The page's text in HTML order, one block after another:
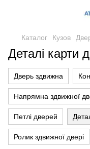
Каталог Кузов
Деталі карти
Дверь здвижна
Напрямна здвижної
Петлі дверей
Ролик здвижної двері